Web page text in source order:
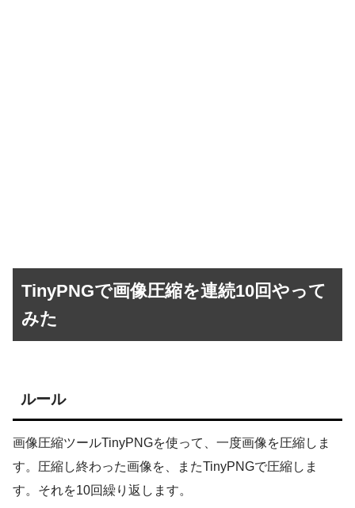
TinyPNGで画像圧縮を連続10回やって
みた
ルール
画像圧縮ツールTinyPNGを使って、一度画像を圧縮しま
す。圧縮し終わった画像を、またTinyPNGで圧縮しま
す。それを10回繰り返します。